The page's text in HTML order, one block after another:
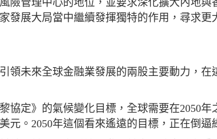
發展大局當中繼續發揮獨特的作用，尋求更
領未來全球金融業發展的兩股主要動力，在
協定》的氣候變化目標，全球需要在2050年
元。2050年這個看來遙遠的目標，正在倒逼